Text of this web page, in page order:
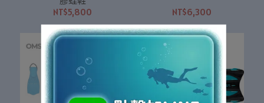
NT$5,800
NT$6,300